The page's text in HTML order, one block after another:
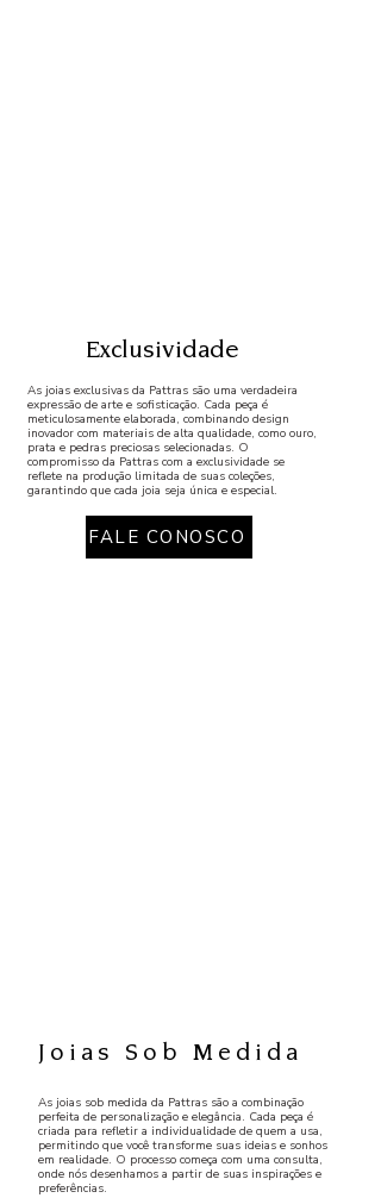
Exclusividade
As joias exclusivas da Pattras são uma verdadeira
expressão de arte e sofisticação. Cada peça é
meticulosamente elaborada, combinando design
inovador com materiais de alta qualidade, como ouro,
prata e pedras preciosas selecionadas. O
compromisso da Pattras com a exclusividade se
reflete na produção limitada de suas coleções,
garantindo que cada joia seja única e especial.
FALE CONOSCO
Joias Sob Medida
As joias sob medida da Pattras são a combinação
perfeita de personalização e elegância. Cada peça é
criada para refletir a individualidade de quem a usa,
permitindo que você transforme suas ideias e sonhos
em realidade. O processo começa com uma consulta,
onde nós desenhamos a partir de suas inspirações e
preferências.